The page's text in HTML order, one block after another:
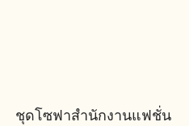
ชุดโซฟาสำนักงานแฟชั่น